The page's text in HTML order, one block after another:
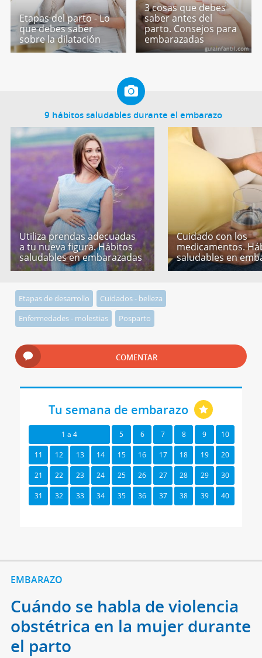
Etapas del parto - Lo
que debes saber
sobre la dilatación
3 cosas que debes
saber antes del
parto. Consejos para
embarazadas
9 hábitos saludables durante el embarazo
Utiliza prendas adecuadas
a tu nueva figura. Hábitos
saludables en embarazadas
Cuidado con los
medicamentos.
saludables en
Etapas de desarrollo
Cuidados - belleza
Enfermedades - molestias
Posparto
COMENTAR
Tu semana de embarazo
1 a 4 5 6 7 8 9 10
11 12 13 14 15 16 17 18 19 20
21 22 23 24 25 26 27 28 29 30
31 32 33 34 35 36 37 38 39 40
EMBARAZO
Cuándo se habla de violencia
obstétrica en la mujer durante
el parto